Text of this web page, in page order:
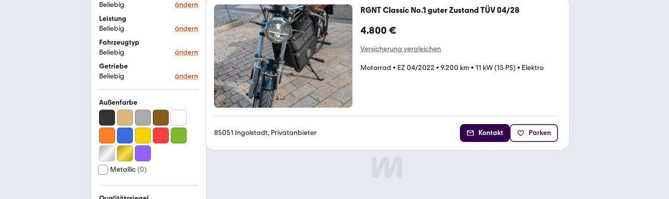
Beliebig
ändern
Leistung
Beliebig
ändern
Fahrzeugtyp
Beliebig
ändern
Getriebe
Beliebig
ändern
Außenfarbe
Metallic(0)
RGNT Classic No.1 guter Zustand TÜV 04/28
4.800 €
Versicherung vergleichen
Motorrad • EZ 04/2022 • 9.200 km • 11 kW (15 PS) • Elektro
85051 Ingolstadt, Privatanbieter Kontakt Parken